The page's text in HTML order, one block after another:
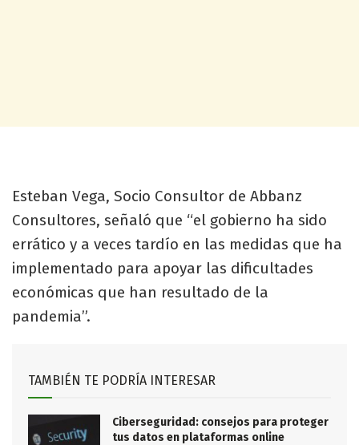
Esteban Vega, Socio Consultor de Abbanz
Consultores, señaló que “el gobierno ha sido
errático y a veces tardío en las medidas que ha
implementado para apoyar las dificultades
económicas que han resultado de la
pandemia”.
TAMBIÉN TE PODRÍA INTERESAR
Ciberseguridad: consejos para proteger
tus datos en plataformas online